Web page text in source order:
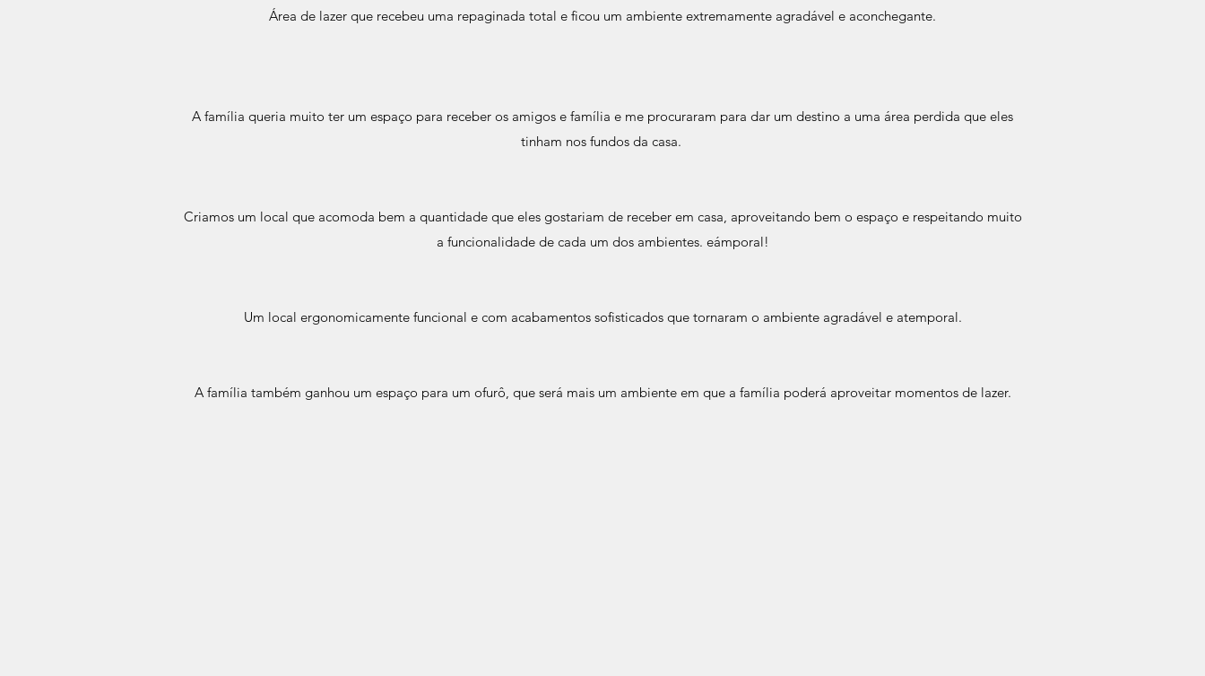
Área de lazer que recebeu uma repaginada total e ficou um ambiente extremamente agradável e aconchegante.
A família queria muito ter um espaço para receber os amigos e família e me procuraram para dar um destino a uma área perdida que eles
tinham nos fundos da casa.
Criamos um local que acomoda bem a quantidade que eles gostariam de receber em casa, aproveitando bem o espaço e respeitando muito
a funcionalidade de cada um dos ambientes. eámporal!
Um local ergonomicamente funcional e com acabamentos sofisticados que tornaram o ambiente agradável e atemporal.
A família também ganhou um espaço para um ofurô, que será mais um ambiente em que a família poderá aproveitar momentos de lazer.